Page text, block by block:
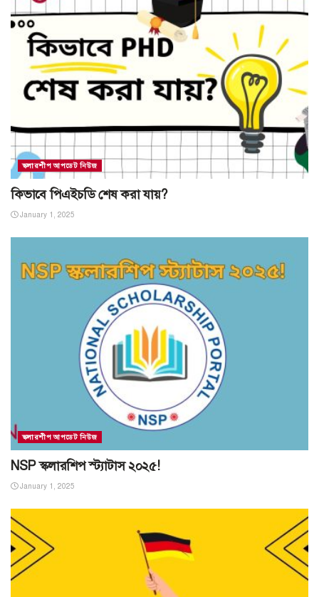
স্কলারশীপ আপডেট নিউজ
কিভাবে পিএইচডি শেষ করা যায়?
January 1, 2025
স্কলারশীপ আপডেট নিউজ
NSP স্কলারশিপ স্ট্যাটাস ২০২৫!
January 1, 2025